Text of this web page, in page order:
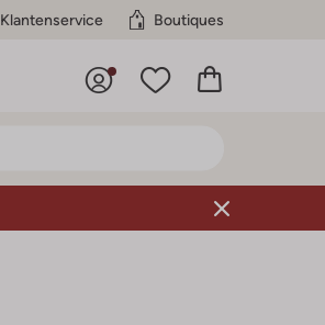
Klantenservice Boutiques